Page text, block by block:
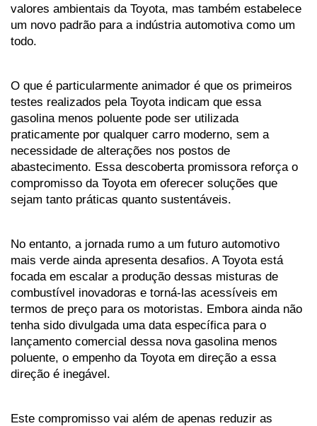
valores ambientais da Toyota, mas também estabelece
um novo padrão para a indústria automotiva como um
todo.
O que é particularmente animador é que os primeiros
testes realizados pela Toyota indicam que essa
gasolina menos poluente pode ser utilizada
praticamente por qualquer carro moderno, sem a
necessidade de alterações nos postos de
abastecimento. Essa descoberta promissora reforça o
compromisso da Toyota em oferecer soluções que
sejam tanto práticas quanto sustentáveis.
No entanto, a jornada rumo a um futuro automotivo
mais verde ainda apresenta desafios. A Toyota está
focada em escalar a produção dessas misturas de
combustível inovadoras e torná-las acessíveis em
termos de preço para os motoristas. Embora ainda não
tenha sido divulgada uma data específica para o
lançamento comercial dessa nova gasolina menos
poluente, o empenho da Toyota em direção a essa
direção é inegável.
Este compromisso vai além de apenas reduzir as